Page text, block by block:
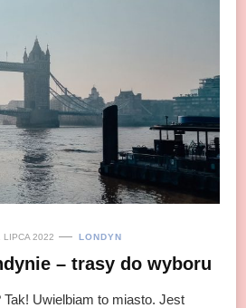
LIPCA 2022 LONDYN
– trasy do wyboru
Uwielbiam to miasto. Jest